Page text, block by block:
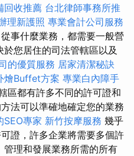
回收推薦 台北律師事務所推
理新護照 專業會計公司服務
事什麼業務，都需要一般營
您居住的司法管轄區以及
的優質服務 居家清潔秘訣
燴Buffet方案 專業白內障手
區都有許多不同的許可證和
法可以準確地確定您的業務
SEO專家 新竹按摩服務 幾乎
證，許多企業將需要多個許
理和發展業務所需的所有